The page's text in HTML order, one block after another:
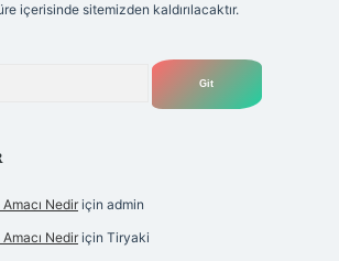
içerisinde sitemizden kaldırılacaktır.
Nedir için admin
Nedir için Tiryaki